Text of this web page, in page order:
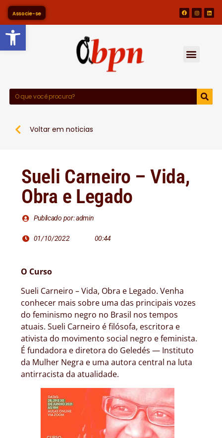
Barra de Ferramentas
Associe-se
Voltar em noticias
Sueli Carneiro – Vida,
Obra e Legado
Publicado por: admin
01/10/2022 00:44
O Curso
Sueli Carneiro – Vida, Obra e Legado. Venha
conhecer mais sobre uma das principais vozes
do feminismo negro no Brasil nos tempos
atuais. Sueli Carneiro é filósofa, escritora e
ativista do movimento social negro e feminista.
É fundadora e diretora do Geledés — Instituto
da Mulher Negra e uma autora central na luta
antirracista da atualidade.